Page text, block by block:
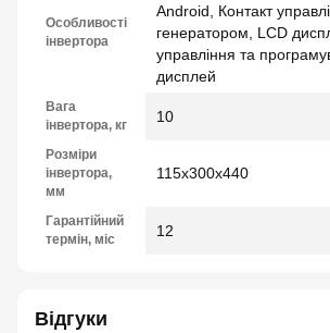
Особливості
інвертора
Android, Контакт
генератором, LCD
управління та
дисплей
Вага
інвертора, кг
10
Розміри
інвертора,
мм
115х300х440
Гарантійний
термін, міс
12
Відгуки